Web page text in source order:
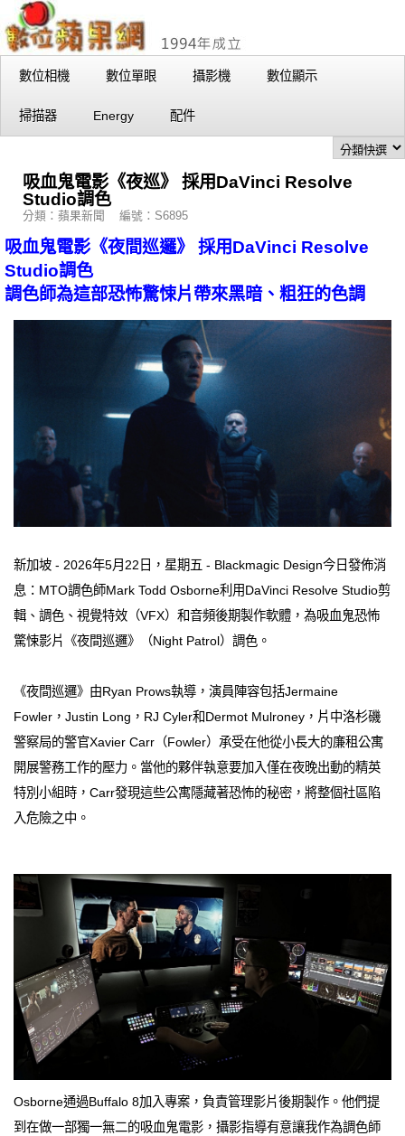
數位相機 數位單眼 攝影機 數位顯示
掃描器 Energy 配件
吸血鬼電影《夜巡》 採用DaVinci Resolve
Studio調色
分類：蘋果新聞 編號：S6895
吸血鬼電影《夜間巡邏》 採用DaVinci Resolve
Studio調色
調色師為這部恐怖驚悚片帶來黑暗、粗狂的色調
新加坡 - 2026年5月22日，星期五 - Blackmagic Design今日發佈消
息：MTO調色師Mark Todd Osborne利用DaVinci Resolve Studio剪
輯、調色、視覺特效（VFX）和音頻後期製作軟體，為吸血鬼恐怖
驚悚影片《夜間巡邏》（Night Patrol）調色。
《夜間巡邏》由Ryan Prows執導，演員陣容包括Jermaine
Fowler，Justin Long，RJ Cyler和Dermot Mulroney，片中洛杉磯
警察局的警官Xavier Carr（Fowler）承受在他從小長大的廉租公寓
開展警務工作的壓力。當他的夥伴執意要加入僅在夜晚出動的精英
特別小組時，Carr發現這些公寓隱藏著恐怖的秘密，將整個社區陷
入危險之中。
Osborne通過Buffalo 8加入專案，負責管理影片後期製作。他們提
到在做一部獨一無二的吸血鬼電影，攝影指導有意讓我作為調色師